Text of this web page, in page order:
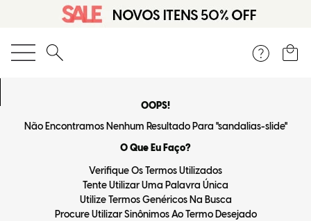
O que você está procurando?
OOPS!
Não Encontramos Nenhum Resultado Para "sandalias-slide"
O Que Eu Faço?
Verifique Os Termos Utilizados
Tente Utilizar Uma Palavra Única
Utilize Termos Genéricos Na Busca
Procure Utilizar Sinônimos Ao Termo Desejado